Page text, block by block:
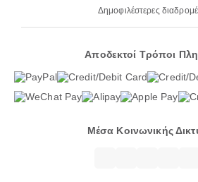
Δημοφιλέστερες
Αποδεκτοί Τρόποι
Μέσα Κοινωνικής